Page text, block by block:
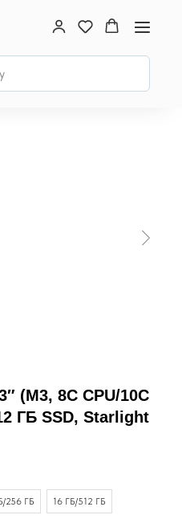
Air 13 (M3, 2024)
(M3, 8C CPU/10C
ГБ SSD, Starlight
256 ГБ 16 ГБ/512 ГБ